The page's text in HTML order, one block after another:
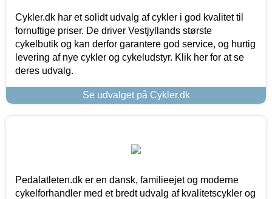
Cykler.dk har et solidt udvalg af cykler i god kvalitet til
fornuftige priser. De driver Vestjyllands største
cykelbutik og kan derfor garantere god service, og hurtig
levering af nye cykler og cykeludstyr. Klik her for at se
deres udvalg.
Se udvalget på Cykler.dk
Pedalatleten.dk er en dansk, familieejet og moderne
cykelforhandler med et bredt udvalg af kvalitetscykler og